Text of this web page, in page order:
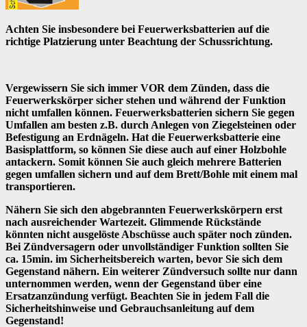
Achten Sie insbesondere bei Feuerwerksbatterien auf die
richtige Platzierung unter Beachtung der Schussrichtung.
Vergewissern Sie sich immer VOR dem Zünden, dass die
Feuerwerkskörper sicher stehen und während der Funktion
nicht umfallen können. Feuerwerksbatterien sichern Sie gegen
Umfallen am besten z.B. durch Anlegen von Ziegelsteinen oder
Befestigung an Erdnägeln. Hat die Feuerwerksbatterie eine
Basisplattform, so können Sie diese auch auf einer Holzbohle
antackern. Somit können Sie auch gleich mehrere Batterien
gegen umfallen sichern und auf dem Brett/Bohle mit einem mal
transportieren.
Nähern Sie sich den abgebrannten Feuerwerkskörpern erst
nach ausreichender Wartezeit. Glimmende Rückstände
könnten nicht ausgelöste Abschüsse auch später noch zünden.
Bei Zündversagern oder unvollständiger Funktion sollten Sie
ca. 15min. im Sicherheitsbereich warten, bevor Sie sich dem
Gegenstand nähern. Ein weiterer Zündversuch sollte nur dann
unternommen werden, wenn der Gegenstand über eine
Ersatzanzündung verfügt. Beachten Sie in jedem Fall die
Sicherheitshinweise und Gebrauchsanleitung auf dem
Gegenstand!